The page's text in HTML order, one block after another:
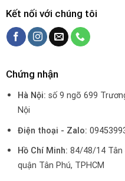
Kết nối với chúng tôi
Chứng nhận
Hà Nội:số 9 ngõ 699
Nội
Điện thoại - Zalo:
Hồ Chí Minh: 84/48/14 Tân
quận Tân Phú, TPHCM